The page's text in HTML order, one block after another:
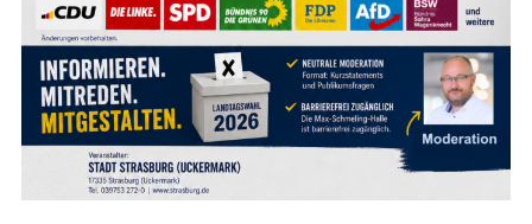
مرحبًا بكم في شتراسبورغ (أوكرمارك)
Bine ați venit în Strasburg (Uckermark)
Online-Bewerbungen